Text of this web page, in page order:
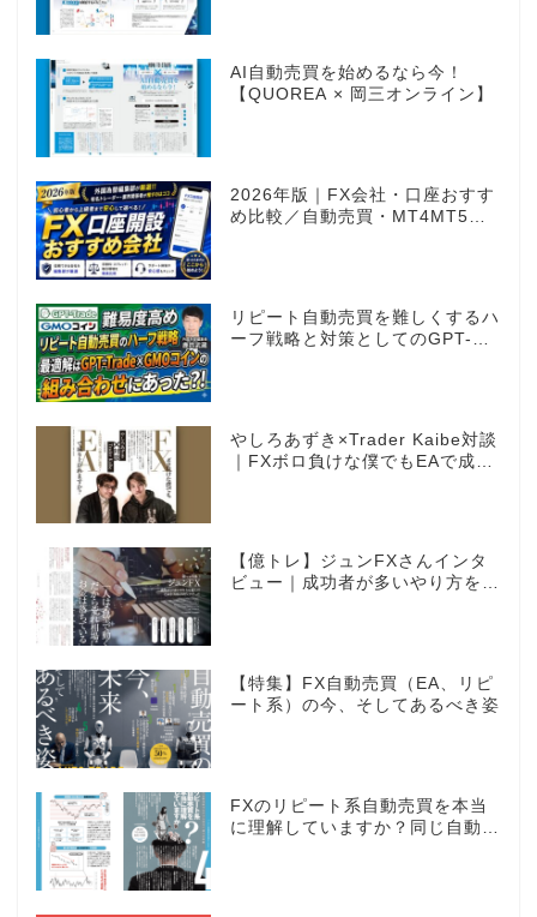
AI自動売買を始めるなら今！
【QUOREA × 岡三オンライン】
2026年版｜FX会社・口座おすす
め比較／自動売買・MT4MT5対
リピート自動売買を難しくするハ
ーフ戦略と対策としてのGPT-
やしろあずき×Trader Kaibe対談
｜FXボロ負けな僕でもEAで成り
【億トレ】ジュンFXさんインタ
ビュー｜成功者が多いやり方を選
【特集】FX自動売買（EA、リピ
ート系）の今、そしてあるべき姿
FXのリピート系自動売買を本当
に理解していますか？同じ自動売